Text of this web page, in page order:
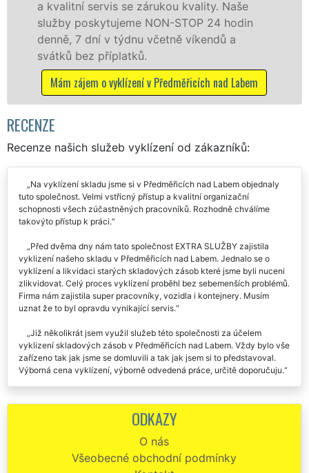
servis se zárukou kvality. Naše
poskytujeme NON-STOP 24 hodin
7 dní v týdnu včetně víkendů a
bez příplatků.
zájem o vyklízení v Předměřicích nad Labem
RECENZE
Recenze našich služeb vyklízení od zákazníků:
Na vyklízení skladu jsme si v Předměřicích nad Labem objednaly
tuto společnost. Velmi vstřícný přístup a kvalitní organizační
schopnosti všech zúčastněných pracovníků. Rozhodně chválíme
takovýto přístup k práci.
Před dvěma dny nám tato společnost EXTRA SLUŽBY zajistila
vyklizení našeho skladu v Předměřicích nad Labem. Jednalo se o
vyklízení a likvidaci starých skladových zásob které jsme byli nuceni
zlikvidovat. Celý proces vyklízení proběhl bez sebemenších problémů.
Firma nám zajistila super pracovníky, vozidla i kontejnery. Musím
uznat že to byl opravdu vynikající servis.
Již několikrát jsem využil služeb této společnosti za účelem
vyklizení skladových zásob v Předměřicích nad Labem. Vždy bylo vše
zařízeno tak jak jsme se domluvili a tak jak jsem si to představoval.
Výborná cena vyklízení, výborně odvedená práce, určitě doporučuju.
Předměřicích nad Labem bylo provedeno velmi odborně a
profesionálně. Doporučuji tuto firmu.
ODKAZY
O nás
Všeobecné obchodní podmínky